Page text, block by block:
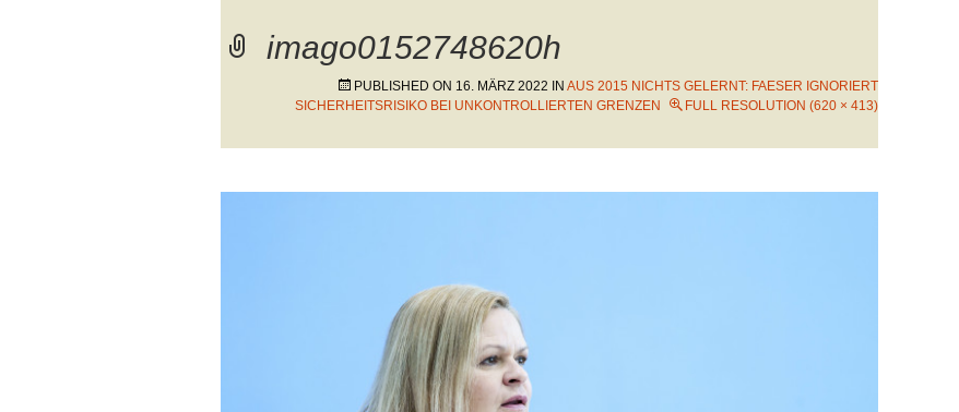
imago0152748620h
PUBLISHED ON 16. MÄRZ 2022 IN AUS 2015 NICHTS GELERNT: FAESER IGNORIERT
SICHERHEITSRISIKO BEI UNKONTROLLIERTEN GRENZEN
FULL RESOLUTION (620 × 413)